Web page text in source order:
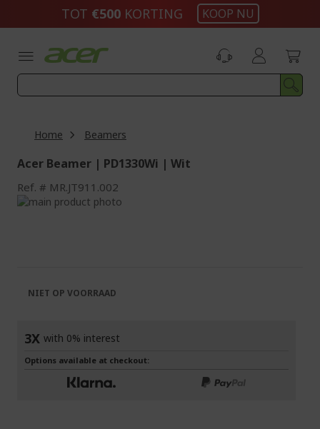
inhoud
TOT €500KORTING KOOP NU
Home Beamers
Acer Beamer | PD1330Wi | Wit
Ref. MR.JT911.002
Ga
afbeeldingen-
gallerij
afbeeldingen-
NIET OP VOORRAAD
3X with 0% interest
Options available at checkout: